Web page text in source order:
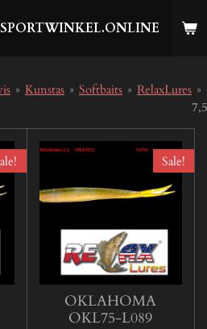
» Kunstas » Softbaits » RelaxLures »
Sale!
OKLAHOMA
OKL75-L089